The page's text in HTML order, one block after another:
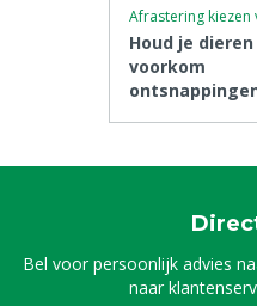
Afrastering kiezen
Houd je
voorkom
Bel voor persoonlijk advies
naar